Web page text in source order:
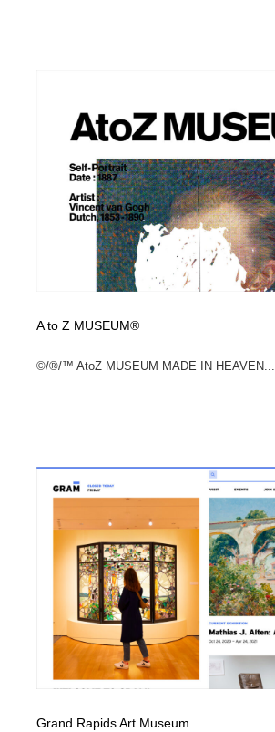
A to Z MUSEUM®
©/®/™ AtoZ MUSEUM MADE IN HEAVEN...
Grand Rapids Art Museum